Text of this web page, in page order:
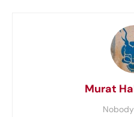
Murat